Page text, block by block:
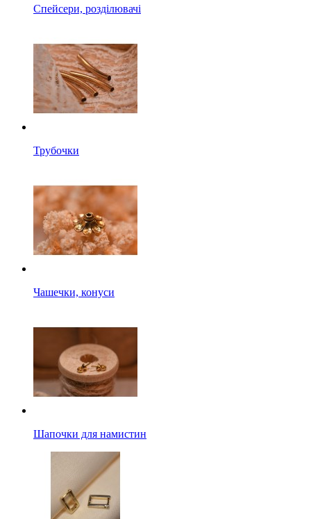
Спейсери, розділювачі
Трубочки
Чашечки, конуси
Шапочки для намистин